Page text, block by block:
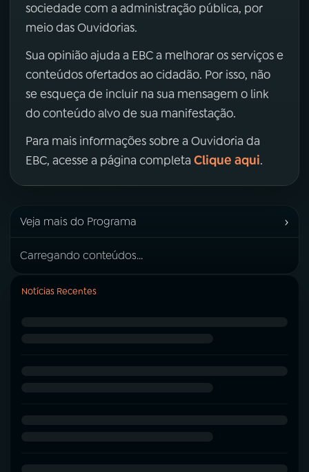
sociedade com a administração pública, por
meio das Ouvidorias.
Sua opinião ajuda a EBC a melhorar os serviços e
conteúdos ofertados ao cidadão. Por isso, não
se esqueça de incluir na sua mensagem o link
do conteúdo alvo de sua manifestação.
Para mais informações sobre a Ouvidoria da
EBC, acesse a página completa Clique aqui.
Veja mais do Programa ›
Carregando conteúdos...
Notícias Recentes